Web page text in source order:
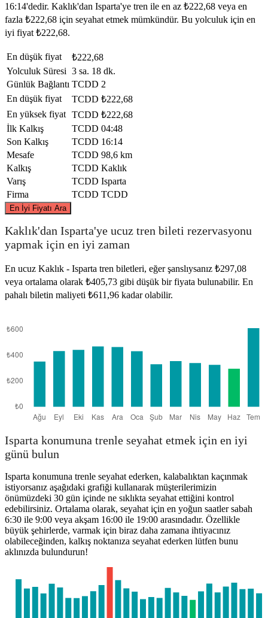
16:14'dedir. Kaklık'dan Isparta'ye tren ile en az ₺222,68 veya en
fazla ₺222,68 için seyahat etmek mümkündür. Bu yolculuk için en
iyi fiyat ₺222,68.
En düşük fiyat
₺222,68
Yolculuk Süresi 3 sa. 18 dk.
Günlük Bağlantı TCDD 2
En düşük fiyat
TCDD ₺222,68
En yüksek fiyat TCDD ₺222,68
İlk Kalkış
TCDD 04:48
Son Kalkış
TCDD 16:14
Mesafe
TCDD 98,6 km
Kalkış
TCDD Kaklık
Varış
TCDD Isparta
Firma
TCDD TCDD
En İyi Fiyatı Ara
Kaklik
Kaklık'dan Isparta'ye ucuz tren bileti rezervasyonu
yapmak için en iyi zaman
En ucuz Kaklık - Isparta tren biletleri, eğer şanslıysanız ₺297,08
veya ortalama olarak ₺405,73 gibi düşük bir fiyata bulunabilir. En
pahalı biletin maliyeti ₺611,96 kadar olabilir.
Isparta konumuna trenle seyahat etmek için en iyi
günü bulun
Isparta konumuna trenle seyahat ederken, kalabalıktan kaçınmak
istiyorsanız aşağıdaki grafiği kullanarak müşterilerimizin
önümüzdeki 30 gün içinde ne sıklıkta seyahat ettiğini kontrol
edebilirsiniz. Ortalama olarak, seyahat için en yoğun saatler sabah
6:30 ile 9:00 veya akşam 16:00 ile 19:00 arasındadır. Özellikle
büyük şehirlerde, varmak için biraz daha zamana ihtiyacınız
olabileceğinden, kalkış noktanıza seyahat ederken lütfen bunu
aklınızda bulundurun!